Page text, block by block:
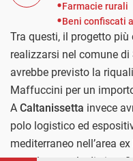
Farmacie rurali
Beni confiscati
Tra questi, il progetto
realizzarsi nel comune di
avrebbe previsto la
Maffuccini per un
A Caltanissetta invece
polo logistico ed
mediterraneo nell’area